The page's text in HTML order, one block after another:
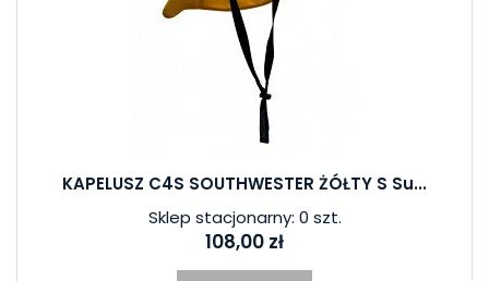
KAPELUSZ C4S SOUTHWESTER ŻÓŁTY S Su...
Sklep stacjonarny: 0 szt.
108,00 zł